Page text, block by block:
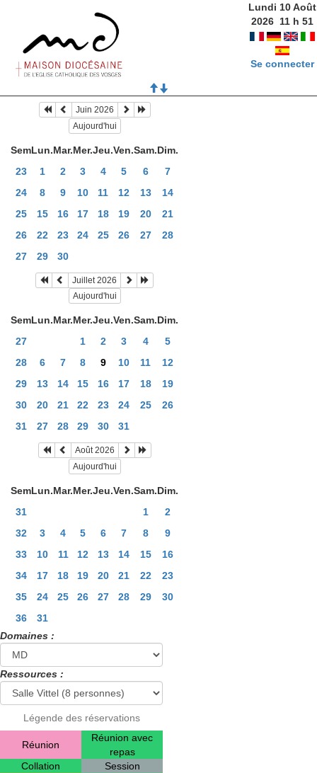
Lundi 10 Août
2026 11h 51
Se connecter
Juin 2026
Aujourd'hui
SemLun.Mar.Mer.Jeu.Ven.Sam.Dim.
23
1 2 3 4 5 6
7
24
8 9 10 11 12 13
14
25
15 16 17 18 19 20
21
26
22 23 24 25 26 27
28
27
29 30
Juillet 2026
Aujourd'hui
SemLun.Mar.Mer.Jeu.Ven.Sam.Dim.
27
1 2 3 4
5
28
6 7 8 9 10 11
12
29
13 14 15 16 17 18
19
30
20 21 22 23 24 25
26
31
27 28 29 30 31
Août 2026
Aujourd'hui
SemLun.Mar.Mer.Jeu.Ven.Sam.Dim.
31
1
2
32
3 4 5 6 7 8
9
33
10 11 12 13 14 15
16
34
17 18 19 20 21 22
23
35
24 25 26 27 28 29
30
36
31
Domaines :
Ressources :
Légende des réservations
Réunion
Réunion avec
repas
Collation
Session